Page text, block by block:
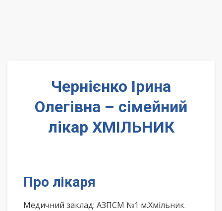
Чернієнко Ірина
Олегівна – сімейний
лікар ХМІЛЬНИК
Про лікаря
Медичний заклад: АЗПСМ №1 м.Хмільник.